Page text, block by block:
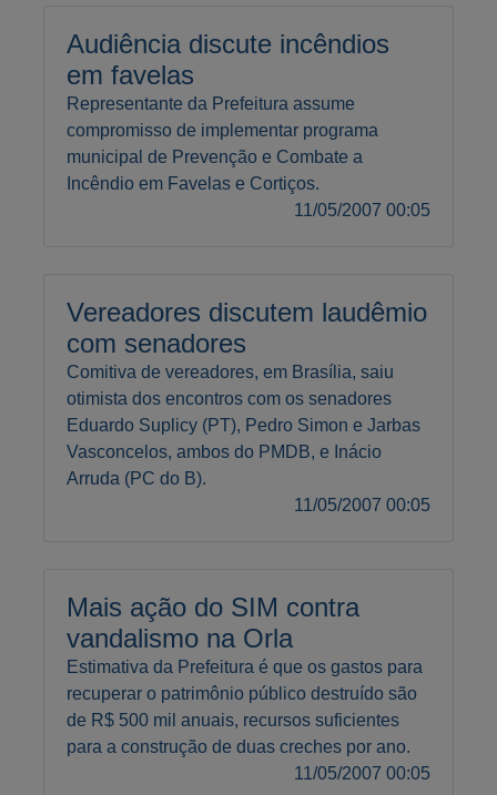
Audiência discute incêndios
em favelas
Representante da Prefeitura assume
compromisso de implementar programa
municipal de Prevenção e Combate a
Incêndio em Favelas e Cortiços.
11/05/2007 00:05
Vereadores discutem laudêmio
com senadores
Comitiva de vereadores, em Brasília, saiu
otimista dos encontros com os senadores
Eduardo Suplicy (PT), Pedro Simon e Jarbas
Vasconcelos, ambos do PMDB, e Inácio
Arruda (PC do B).
11/05/2007 00:05
Mais ação do SIM contra
vandalismo na Orla
Estimativa da Prefeitura é que os gastos para
recuperar o patrimônio público destruído são
de R$ 500 mil anuais, recursos suficientes
para a construção de duas creches por ano.
11/05/2007 00:05